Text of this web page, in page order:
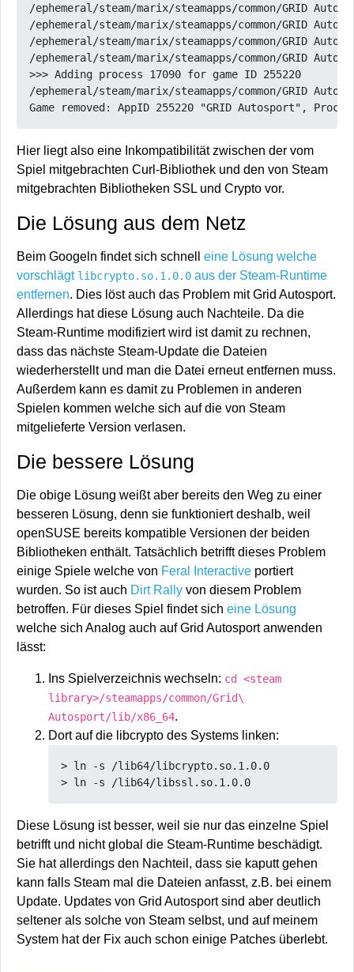
/ephemeral/steam/marix/steamapps/common/GRID
/ephemeral/steam/marix/steamapps/common/GRID
/ephemeral/steam/marix/steamapps/common/GRID
/ephemeral/steam/marix/steamapps/common/GRID
>>> Adding process 17090 for game ID 255220
/ephemeral/steam/marix/steamapps/common/GRID
Hier liegt also eine Inkompatibilität zwischen der vom
Spiel mitgebrachten Curl-Bibliothek und den von Steam
mitgebrachten Bibliotheken SSL und Crypto vor.
Die Lösung aus dem Netz
Beim Googeln findet sich schnell eine Lösung welche
vorschlägt libcrypto.so.1.0.0 aus der Steam-Runtime
entfernen. Dies löst auch das Problem mit Grid Autosport.
Allerdings hat diese Lösung auch Nachteile. Da die
Steam-Runtime modifiziert wird ist damit zu rechnen,
dass das nächste Steam-Update die Dateien
wiederherstellt und man die Datei erneut entfernen muss.
Außerdem kann es damit zu Problemen in anderen
Spielen kommen welche sich auf die von Steam
mitgelieferte Version verlasen.
Die bessere Lösung
Die obige Lösung weißt aber bereits den Weg zu einer
besseren Lösung, denn sie funktioniert deshalb, weil
openSUSE bereits kompatible Versionen der beiden
Bibliotheken enthält. Tatsächlich betrifft dieses Problem
einige Spiele welche von Feral Interactive portiert
wurden. So ist auch Dirt Rally von diesem Problem
betroffen. Für dieses Spiel findet sich eine Lösung
welche sich Analog auch auf Grid Autosport anwenden
lässt:
Ins Spielverzeichnis wechseln: cd <steam
library>/steamapps/common/Grid\
Autosport/lib/x86_64.
Dort auf die libcrypto des Systems linken:
> ln -s /lib64/libcrypto.so.1.0.0
Diese Lösung ist besser, weil sie nur das einzelne Spiel
betrifft und nicht global die Steam-Runtime beschädigt.
Sie hat allerdings den Nachteil, dass sie kaputt gehen
kann falls Steam mal die Dateien anfasst, z.B. bei einem
Update. Updates von Grid Autosport sind aber deutlich
seltener als solche von Steam selbst, und auf meinem
System hat der Fix auch schon einige Patches überlebt.